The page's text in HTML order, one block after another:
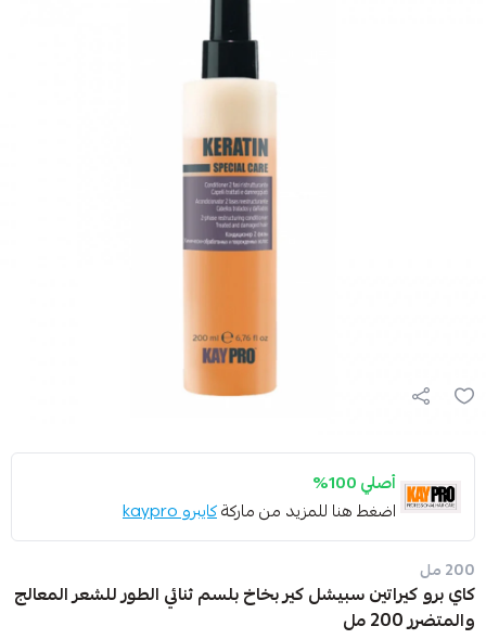
أصلي 100%
اضغط هنا للمزيد من ماركةكايبرو kaypro
200 مل
كاي برو كيراتين سبيشل كير بخاخ بلسم ثنائي الطور للشعر المعالج
والمتضرر 200 مل